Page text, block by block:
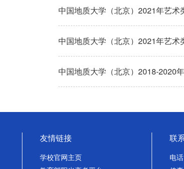
中国地质大学（北京）2021年艺术
中国地质大学（北京）2021年艺术
中国地质大学（北京）2018-2020
友情链接
学校官网主页
联
电